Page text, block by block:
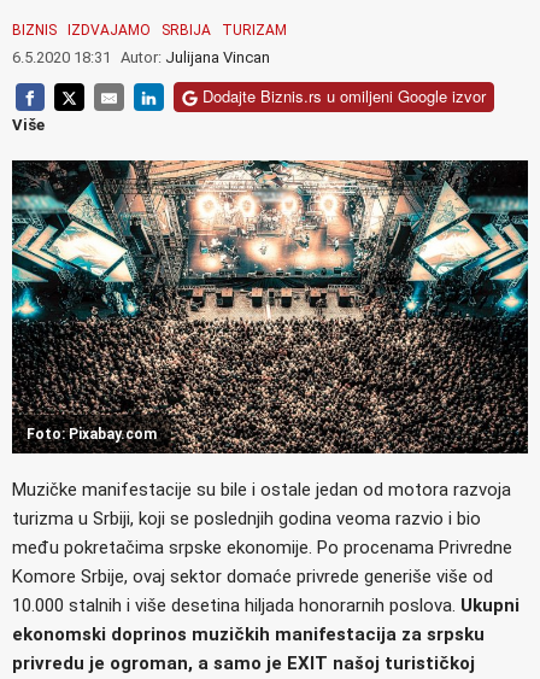
BIZNIS IZDVAJAMO SRBIJA TURIZAM
6.5.2020 18:31 Autor: Julijana Vincan
Dodajte Biznis.rs u omiljeni Google izvor
Više
Foto: Pixabay.com
Muzičke manifestacije su bile i ostale jedan od motora razvoja
turizma u Srbiji, koji se poslednjih godina veoma razvio i bio
među pokretačima srpske ekonomije. Po procenama Privredne
Komore Srbije, ovaj sektor domaće privrede generiše više od
10.000 stalnih i više desetina hiljada honorarnih poslova. Ukupni
ekonomski doprinos muzičkih manifestacija za srpsku
privredu je ogroman, a samo je EXIT našoj turističkoj